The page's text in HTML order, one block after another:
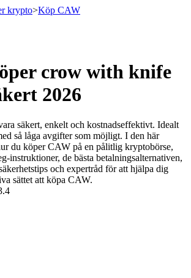
krypto>Köp CAW
crow with knife
2026
säkert, enkelt och kostnadseffektivt. Idealt
så låga avgifter som möjligt. I den här
du köper CAW på en pålitlig kryptobörse,
instruktioner, de bästa betalningsalternativen,
och expertråd för att hjälpa dig
sättet att köpa CAW.